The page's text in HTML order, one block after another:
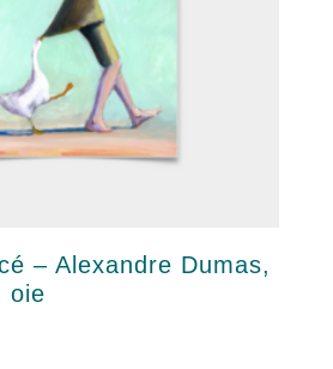
– Alexandre Dumas,
oie